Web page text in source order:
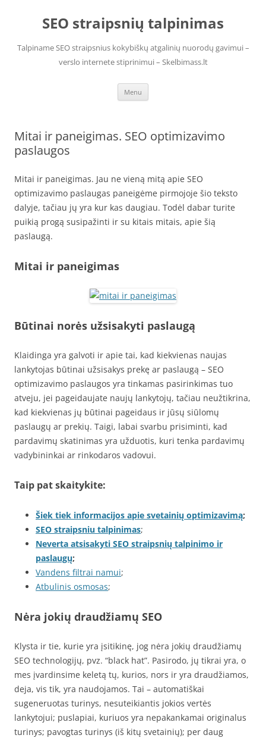
contentSEO straipsnių talpinimas
Talpiname SEO straipsnius kokybiškų atgalinių nuorodų gavimui –
verslo internete stiprinimui – Skelbimass.lt
Menu
Mitai ir paneigimas. SEO optimizavimo
paslaugos
Mitai ir paneigimas. Jau ne vieną mitą apie SEO
optimizavimo paslaugas paneigėme pirmojoje šio teksto
dalyje, tačiau jų yra kur kas daugiau. Todėl dabar turite
puikią progą susipažinti ir su kitais mitais, apie šią
paslaugą.
Mitai ir paneigimas
Būtinai norės užsisakyti paslaugą
Klaidinga yra galvoti ir apie tai, kad kiekvienas naujas
lankytojas būtinai užsisakys prekę ar paslaugą – SEO
optimizavimo paslaugos yra tinkamas pasirinkimas tuo
atveju, jei pageidaujate naujų lankytojų, tačiau neužtikrina,
kad kiekvienas jų būtinai pageidaus ir jūsų siūlomų
paslaugų ar prekių. Taigi, labai svarbu prisiminti, kad
pardavimų skatinimas yra užduotis, kuri tenka pardavimų
vadybininkai ar rinkodaros vadovui.
Taip pat skaitykite:
Šiek tiek informacijos apie svetainių optimizavimą;
SEO straipsniu talpinimas;
Neverta atsisakyti SEO straipsnių talpinimo ir
paslaugų;
Vandens filtrai namui;
Atbulinis osmosas;
Nėra jokių draudžiamų SEO
Klysta ir tie, kurie yra įsitikinę, jog nėra jokių draudžiamų
SEO technologijų, pvz. “black hat”. Pasirodo, jų tikrai yra, o
mes įvardinsime keletą tų, kurios, nors ir yra draudžiamos,
deja, vis tik, yra naudojamos. Tai – automatiškai
sugeneruotas turinys, nesuteikiantis jokios vertės
lankytojui; puslapiai, kuriuos yra nepakankamai originalus
turinys; pavogtas turinys (iš kitų svetainių); per daug